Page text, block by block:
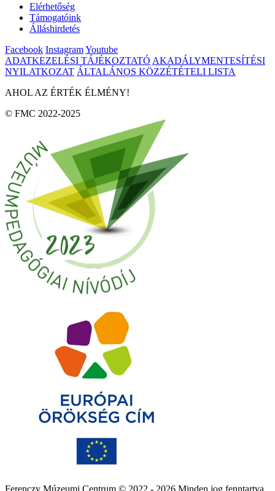
Elérhetőség
Támogatóink
Álláshirdetés
Facebook InstagramYoutube
ADATKEZELÉSI TÁJÉKOZTATÓ AKADÁLYMENTESÍTÉSI
NYILATKOZAT ÁLTALÁNOS KÖZZÉTÉTELI LISTA
AHOL AZ ÉRTÉK ÉLMÉNY!
© FMC 2022-2025
Ferenczy Múzeumi Centrum © 2022 - 2026 Minden jog fenntartva